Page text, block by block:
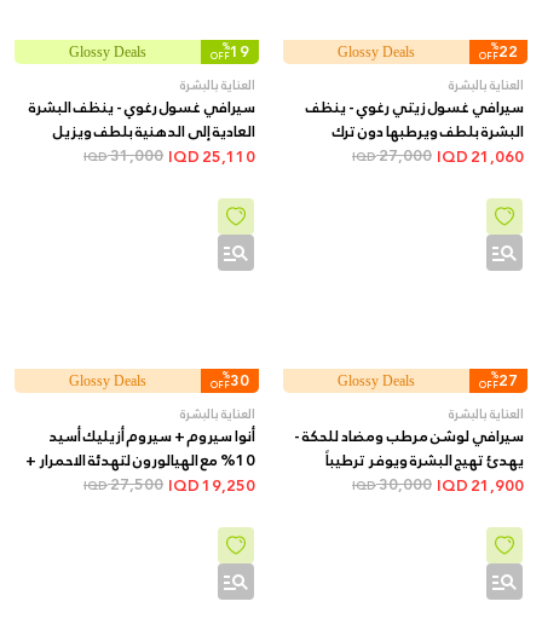
22
%
OFF
Glossy Deals
العناية بالبشرة
سيرافي غسول زيتي رغوي - ينظف
البشرة بلطف ويرطبها دون ترك
ملمس دهني, 473 مل
21,060
27,000
IQD
19
%
OFF
Glossy Deals
العناية بالبشرة
سيرافي غسول رغوي - ينظف البشرة
العادية إلى الدهنية بلطف ويزيل
الزيوت دون تجفيف, 473 مل
25,110
31,000
IQD
27
%
OFF
Glossy Deals
العناية بالبشرة
سيرافي لوشن مرطب ومضاد للحكة -
يهدئ تهيج البشرة ويوفر ترطيباً
طويل الأمد, 473 مل
21,900
30,000
IQD
30
%
OFF
Glossy Deals
العناية بالبشرة
أنوا سيروم + سيروم أزيليك أسيد
10% مع الهيالورون لتهدئة الاحمرار +
30 مل
19,250
27,500
IQD